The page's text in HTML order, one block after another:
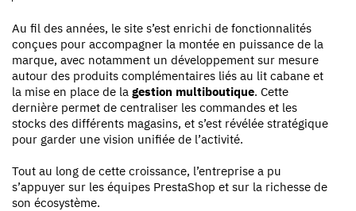
Au fil des années, le site s’est enrichi de fonctionnalités
conçues pour accompagner la montée en puissance de la
marque, avec notamment un développement sur mesure
autour des produits complémentaires liés au lit cabane et
la mise en place de la gestion multiboutique. Cette
dernière permet de centraliser les commandes et les
stocks des différents magasins, et s’est révélée stratégique
pour garder une vision unifiée de l’activité.
Tout au long de cette croissance, l’entreprise a pu
s’appuyer sur les équipes PrestaShop et sur la richesse de
son écosystème.